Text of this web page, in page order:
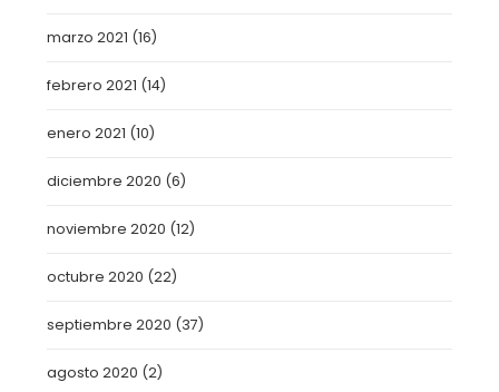
marzo 2021 (16)
febrero 2021 (14)
enero 2021 (10)
diciembre 2020 (6)
noviembre 2020 (12)
octubre 2020 (22)
septiembre 2020 (37)
agosto 2020 (2)